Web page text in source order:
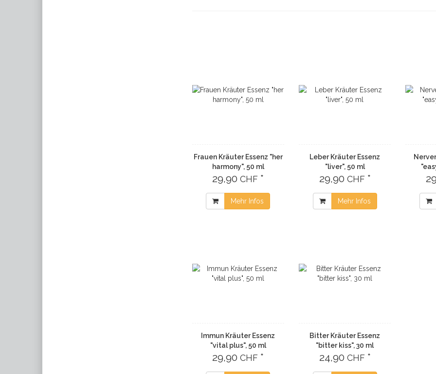
Frauen Kräuter Essenz "her
harmony", 50 ml
29,90CHF *
Mehr Infos
Leber Kräuter Essenz
"liver", 50 ml
29,90 CHF *
Mehr Infos
Immun Kräuter Essenz
"vital plus", 50 ml
29,90CHF *
Bitter Kräuter Essenz
"bitter kiss", 30 ml
24,90 CHF *